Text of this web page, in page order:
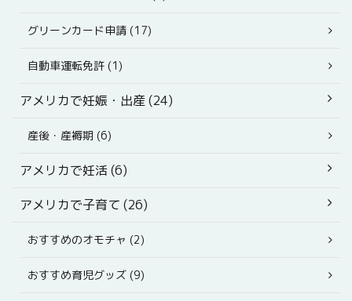
グリーンカード申請 (17)
自動車運転免許 (1)
アメリカで妊娠・出産 (24)
産後・産褥期 (6)
アメリカで妊活 (6)
アメリカで子育て (26)
おすすめのオモチャ (2)
おすすめ育児グッズ (9)